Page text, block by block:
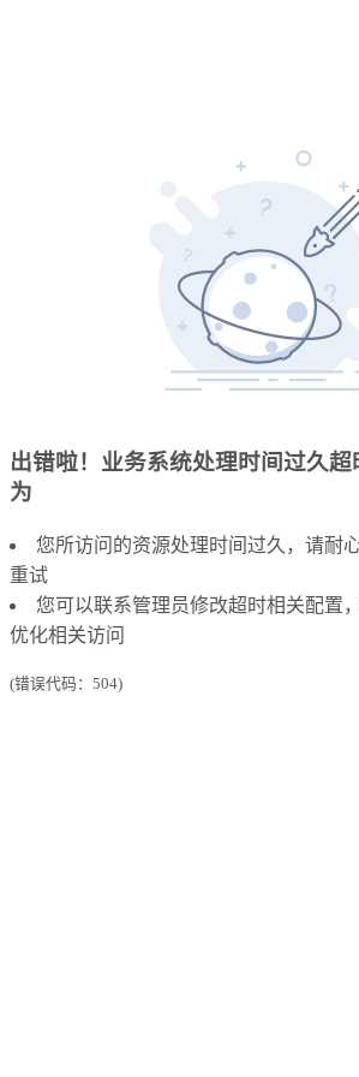
出错啦！业务系统处理时间过久超
为
您所访问的资源处理时间过久，请耐
重试
您可以联系管理员修改超时相关配置
优化相关访问
(错误代码：504)